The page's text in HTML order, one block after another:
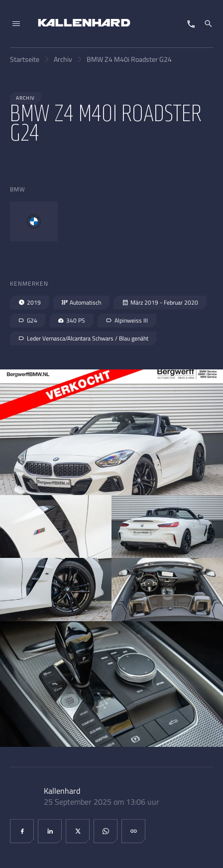
Startseite Archiv BMW Z4 M40i Roadster G24
ARCHIV
BMW Z4 M40I ROADSTER
G24
BMW
KENMERKEN
2019 Automatisch März 2019 - Februar 2020
G24 340 PS Alpinweiss III
Leder Vernasca/Alcantara Schwars / Blau genäht
Kallenhard
25 September 2025 om 13:06 uur